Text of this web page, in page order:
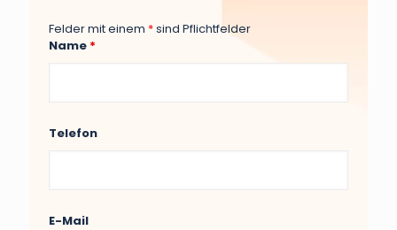
Felder mit einem *sind Pflichtfelder
Name *
Telefon
E-Mail